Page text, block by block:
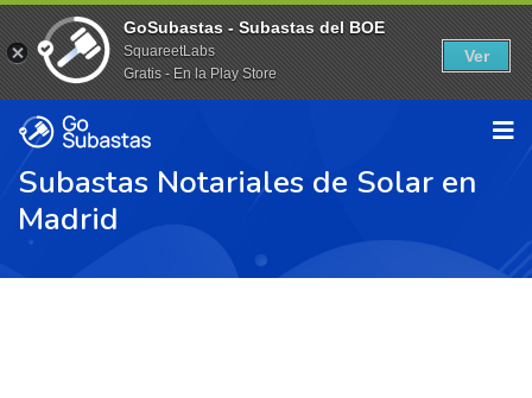
Subastas Notariales de Solar en
Madrid
GoSubastas - Subastas del BOE
SquareetLabs
Gratis - En la Play Store
Ver